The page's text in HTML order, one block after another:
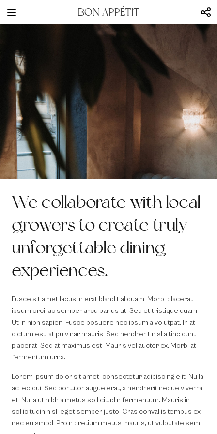
static-aside-menu-togglerBON APPÉTIT
We collaborate with local
growers to create truly
unforgettable dining
experiences.
Fusce sit amet lacus in erat blandit aliquam. Morbi placerat
ipsum orci, ac semper arcu barius ut. Sed et tristique quam.
Ut in nibh sapien. Fusce posuere nec ipsum a volutpat. In at
dictum est, at pulvinar mauris. Sed hendrerit nisl a tincidunt
placerat. Sed at maximus est. Mauris vel auctor ex. Morbi at
fermentum urna.
Lorem ipsum dolor sit amet, consectetur adipiscing elit. Nulla
ac leo dui. Sed porttitor augue erat, a hendrerit neque viverra
et. Nulla ut nibh a metus sollicitudin fermentum. Mauris in
sollicitudin nisl, eget semper justo. Cras convallis tempus ex
nec euismod. Proin pretium metus mauris, ut vulputate sem